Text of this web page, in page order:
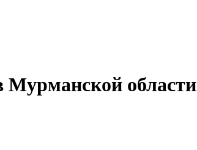
области